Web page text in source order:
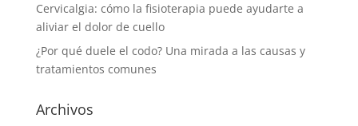
Cervicalgia: cómo la fisioterapia puede ayudarte a
aliviar el dolor de cuello
¿Por qué duele el codo? Una mirada a las causas y
tratamientos comunes
Archivos